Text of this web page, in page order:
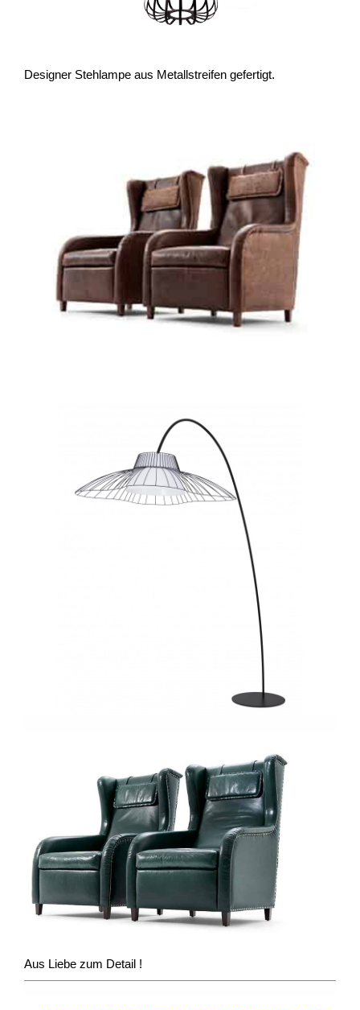
Designer Stehlampe aus Metallstreifen gefertigt.
Aus Liebe zum Detail !